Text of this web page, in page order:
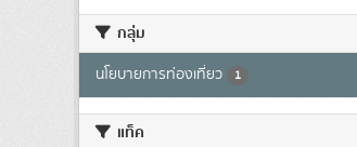
กลุ่ม
นโยบายการท่องเที่ยว 1
แท็ค